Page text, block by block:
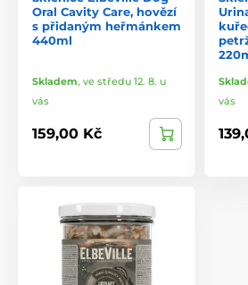
Oral Cavity Care, hovězí
s přidaným heřmánkem
440ml
Skladem, ve středu 12. 8. u
vás
159,00 Kč
vás